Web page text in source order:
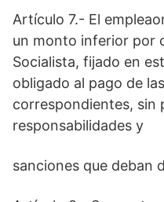
Artículo 7.- El
un monto inferior por
Socialista, fijado en
obligado al pago de
correspondientes, sin
responsabilidades y
sanciones que deban